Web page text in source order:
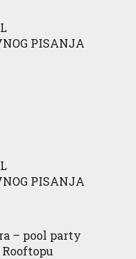
PISANJA
PISANJA
– pool party